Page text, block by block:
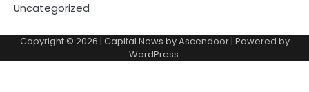
Uncategorized
Copyright © 2026 | Capital News byAscendoor| Powered by
WordPress.